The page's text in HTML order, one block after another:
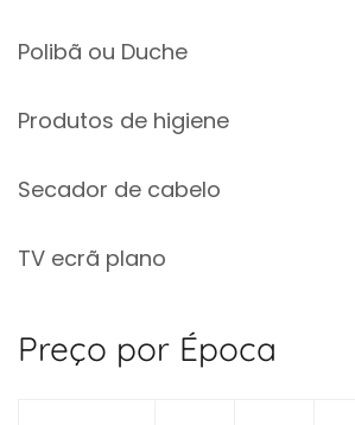
Polibã ou Duche
Produtos de higiene
Secador de cabelo
TV ecrã plano
Preço por Época